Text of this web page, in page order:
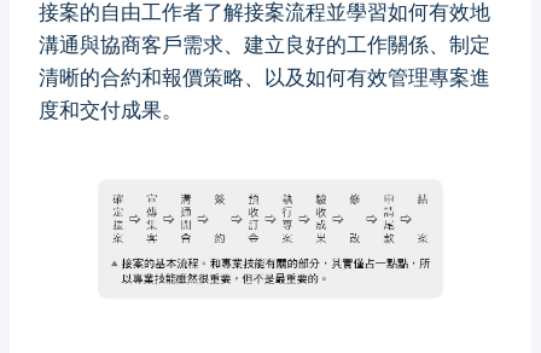
接案的自由工作者了解接案流程並學習如何有效地
溝通與協商客戶需求、建立良好的工作關係、制定
清晰的合約和報價策略、以及如何有效管理專案進
度和交付成果。